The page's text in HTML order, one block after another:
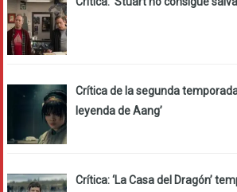
Crítica de la segunda temporada
leyenda de Aang’
Crítica: ‘La Casa del Dragón’